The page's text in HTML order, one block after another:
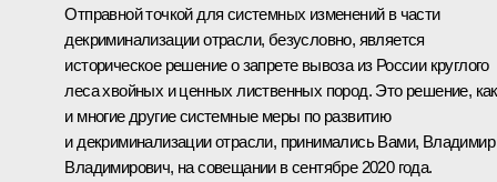
Отправной точкой для системных изменений в части
декриминализации отрасли, безусловно, является
историческое решение о запрете вывоза из России круглого
леса хвойных и ценных лиственных пород. Это решение, как
и многие другие системные меры по развитию
и декриминализации отрасли, принимались Вами, Владимир
Владимирович, на совещании в сентябре 2020 года.